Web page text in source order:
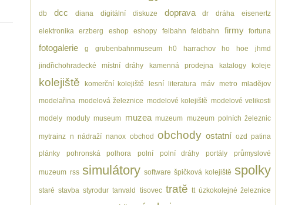
db dcc diana digitální diskuze doprava dr dráha eisenertz
elektronika erzberg eshop eshopy felbahn feldbahn firmy fortuna
fotogalerie g grubenbahnmuseum h0 harrachov ho hoe jhmd
jindřichohradecké místní dráhy kamenná prodejna katalogy koleje
kolejiště komerční kolejiště lesní literatura máv metro mladějov
modelařina modelová železnice modelové kolejiště modelové velikosti
modely moduly museum muzea muzeum muzeum polních železnic
mytrainz n nádraží nanox obchod obchody ostatní ozd patina
plánky pohronská polhora polní polní dráhy portály průmyslové
muzeum rss simulátory software špičková kolejiště spolky
staré stavba styrodur tanvald tisovec tratě tt úzkokolejné železnice